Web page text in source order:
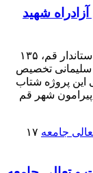
آزادراه شهید
سامری گفت: با پیگیری‌های انجام‌شده از سوی استاندار قم، ۱۳۵
سلیمانی تخصیص
این پروژه شتاب
شهر قم
۱۷